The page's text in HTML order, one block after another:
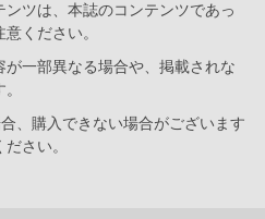
ツは、本誌のコンテンツであっ
ください。
一部異なる場合や、掲載されな
、購入できない場合がございます
さい。